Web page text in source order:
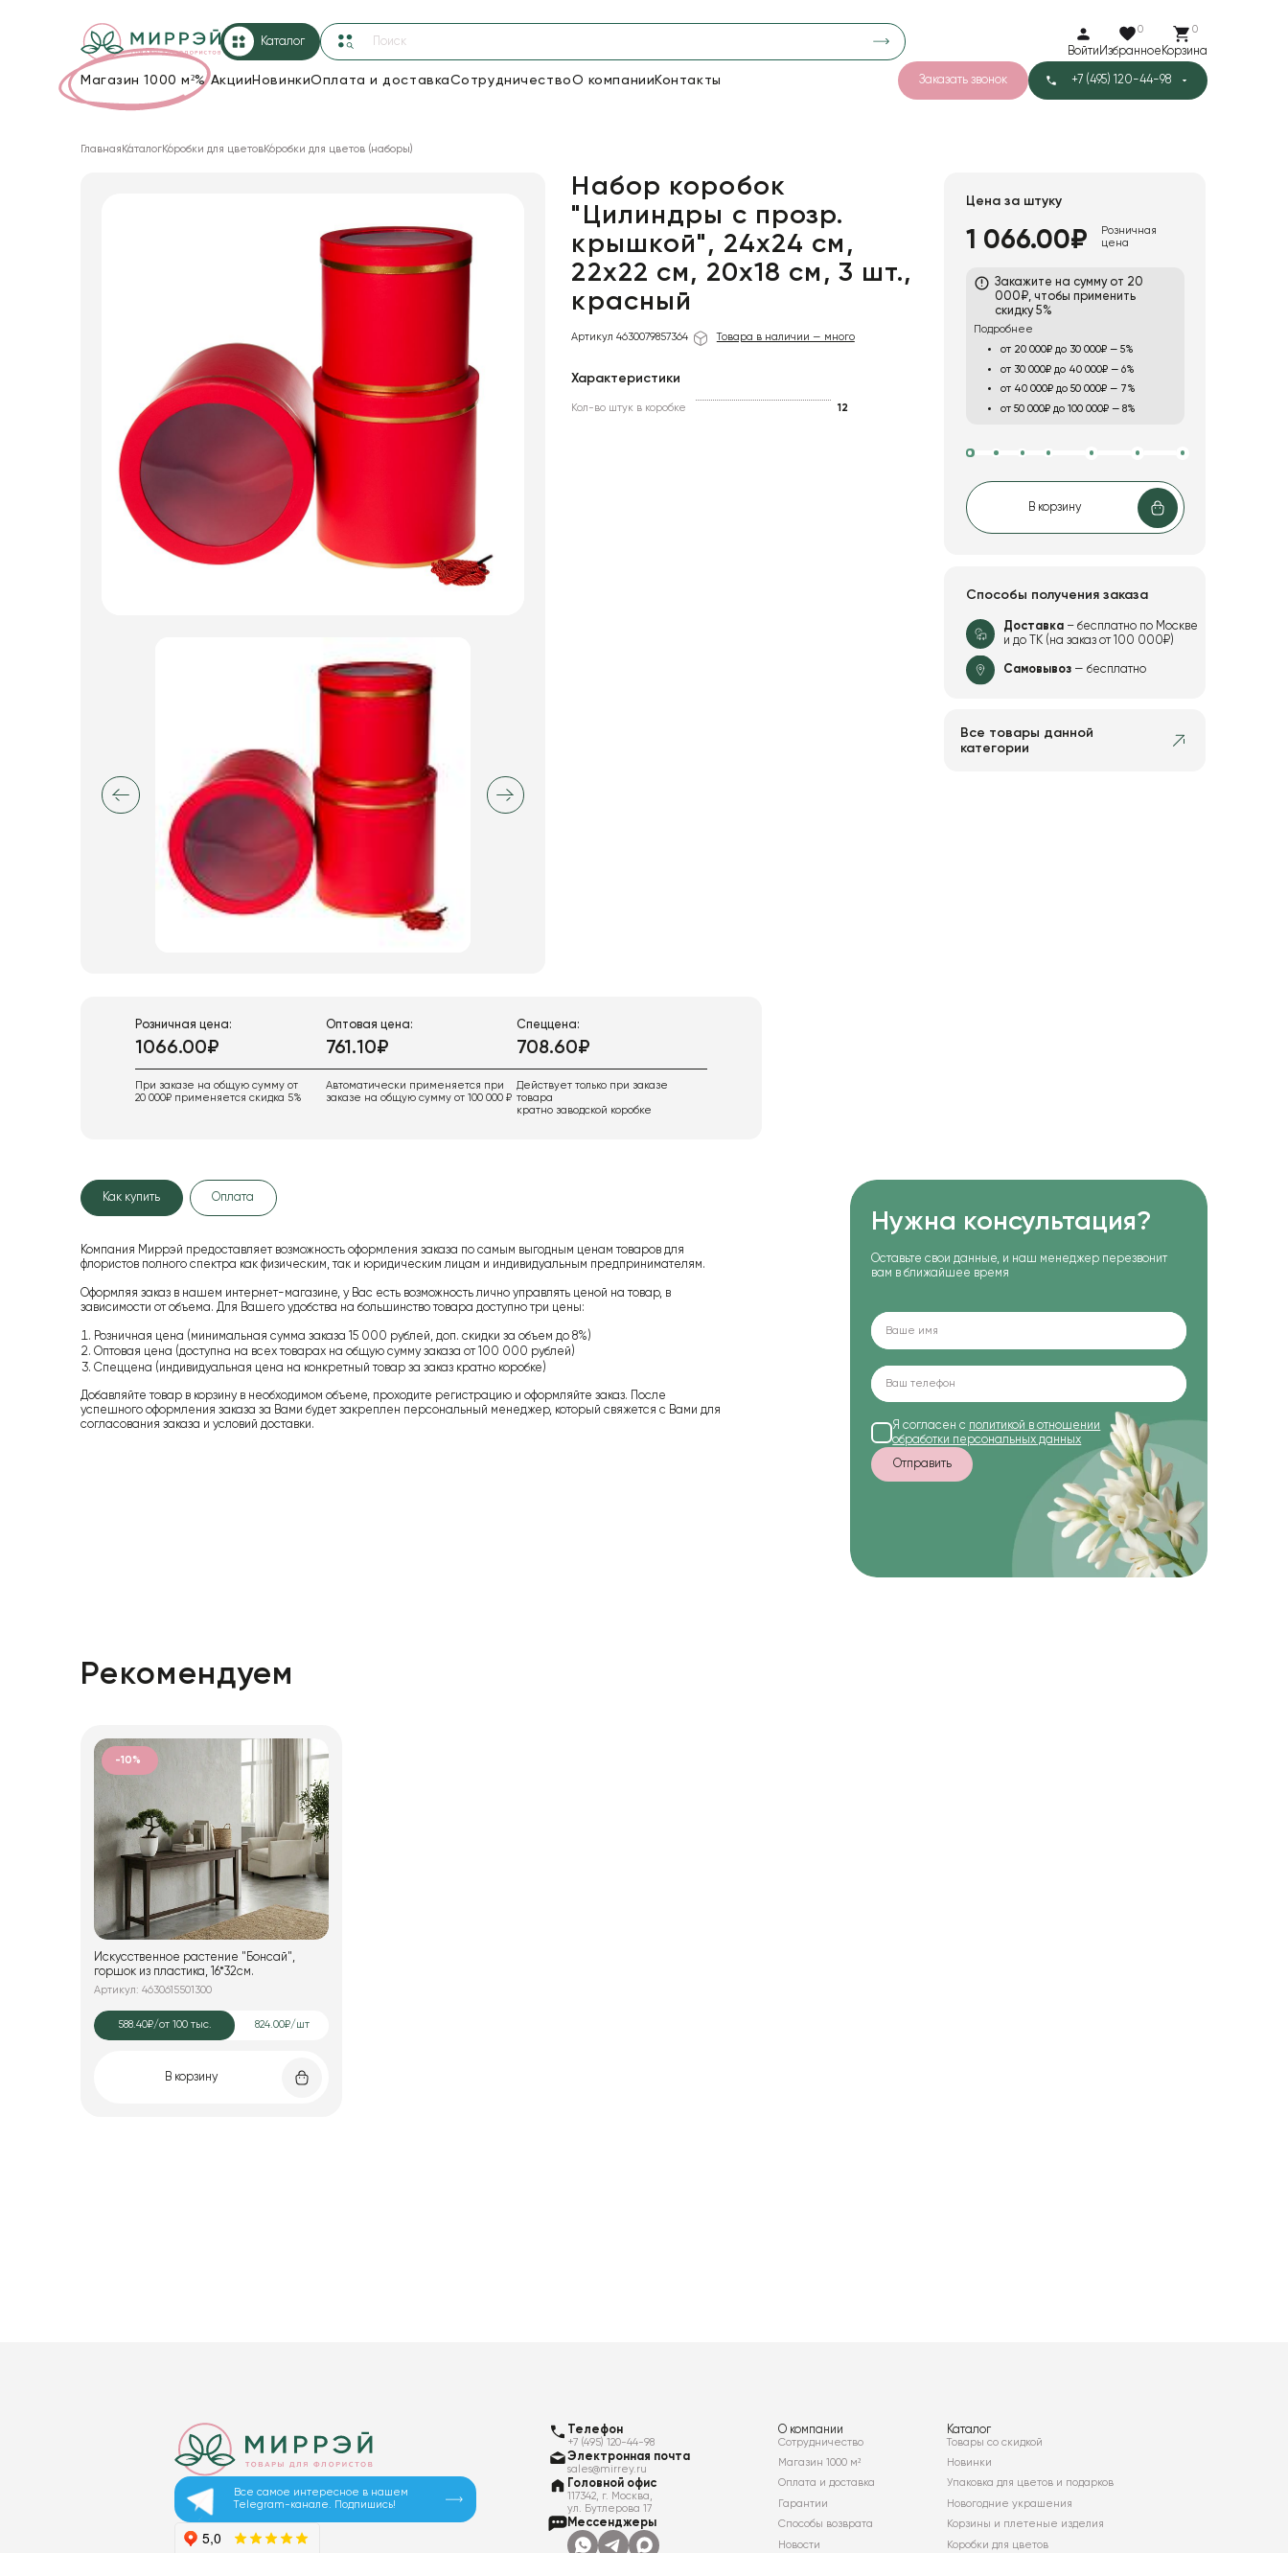
Каталог
Войти
0
Избранное
0
Корзина
Магазин 1000 м²%Акции НовинкиОплата и доставкаСотрудничествоО компании Контакты Заказать звонок +7 (495) 120-44-98
прозрачная
Сетка7
Товары для флористов
Пакеты для цветов и подарков
Изделия из металла
Искусственные цветы и растения
Декоративные вазы, кашпо
Главная КаталогКоробки для цветовКоробки для цветов (наборы)
Набор коробок
"Цилиндры с прозр.
крышкой", 24х24 см,
22х22 см, 20х18 см, 3 шт.,
красный
Артикул 4630079857364 Товара в наличии — много
Характеристики
Кол-во штук в коробке 12
Розничная цена:
1066.00₽
При заказе на общую сумму от
20 000₽ применяется скидка 5%
Оптовая цена:
761.10₽
Автоматически применяется при
заказе на общую сумму от 100 000 ₽
Спеццена:
708.60₽
Действует только при заказе
товара
кратно заводской коробке
Цена за штуку
1 066.00₽
Розничная
цена
Закажите на сумму от 20
000₽, чтобы применить
скидку 5%
Подробнее
от 20 000₽ до 30 000₽ — 5%
от 30 000₽ до 40 000₽ — 6%
от 40 000₽ до 50 000₽ — 7%
от 50 000₽ до 100 000₽ — 8%
В корзину
Способы получения заказа
Доставка– бесплатно по Москве
и до ТК (на заказ от 100 000₽)
Самовывоз— бесплатно
Все товары данной
категории
Как купить Оплата
Компания Миррэй предоставляет возможность оформления заказа по самым выгодным ценам товаров для
флористов полного спектра как физическим, так и юридическим лицам и индивидуальным предпринимателям.
Оформляя заказ в нашем интернет-магазине, у Вас есть возможность лично управлять ценой на товар, в
зависимости от объема. Для Вашего удобства на большинство товара доступно три цены:
Розничная цена (минимальная сумма заказа 15 000 рублей, доп. скидки за объем до 8%)
Оптовая цена (доступна на всех товарах на общую сумму заказа от 100 000 рублей)
Спеццена (индивидуальная цена на конкретный товар за заказ кратно коробке)
Добавляйте товар в корзину в необходимом объеме, проходите регистрацию и оформляйте заказ. После
успешного оформления заказа за Вами будет закреплен персональный менеджер, который свяжется с Вами для
согласования заказа и условий доставки.
Нужна консультация?
Оставьте свои данные, и наш менеджер перезвонит
вам в ближайшее время
Я согласен с политикой в отношении
обработки персональных данных
Отправить
Рекомендуем
-10%
Искусственное растение "Бонсай",
горшок из пластика, 16*32см.
Артикул: 4630615501300
588.40₽/от 100 тыс. 824.00₽/шт
В корзину
Все самое интересное в нашем
Telegram-канале. Подпишись!
Телефон
+7 (495) 120-44-98
Электронная почта
sales@mirrey.ru
Головной офис
117342, г. Москва,
ул. Бутлерова 17
Мессенджеры
О компании
Сотрудничество
Магазин 1000 м²
Оплата и доставка
Гарантии
Способы возврата
Новости
Каталог
Товары со скидкой
Новинки
Упаковка для цветов и подарков
Новогодние украшения
Корзины и плетеные изделия
Коробки для цветов